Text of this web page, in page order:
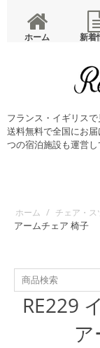
ホーム 新着
ホーム
ニュ
蚤
メン
廣島
ド
フ
メモ
サ
サ
店舗
ブログ
ご利
特定
プラ
・お
フランス・イギリス
送料無料で全国にお
つの宿泊施設も運営し
ホーム / チェア・
アームチェア 椅子
RE229